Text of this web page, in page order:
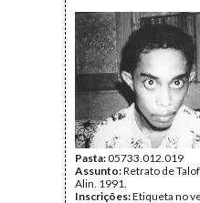
Church, Dili, Dirk
não identificada.
Data:Outubro de 1990
Fundo: Arquivo da
Timorense - TAPOL
Tipo Documental:
Página(s): 1
Pasta:05733.012.019
Assunto:Retrato de
Alin. 1991.
Inscrições:Etiqueta no